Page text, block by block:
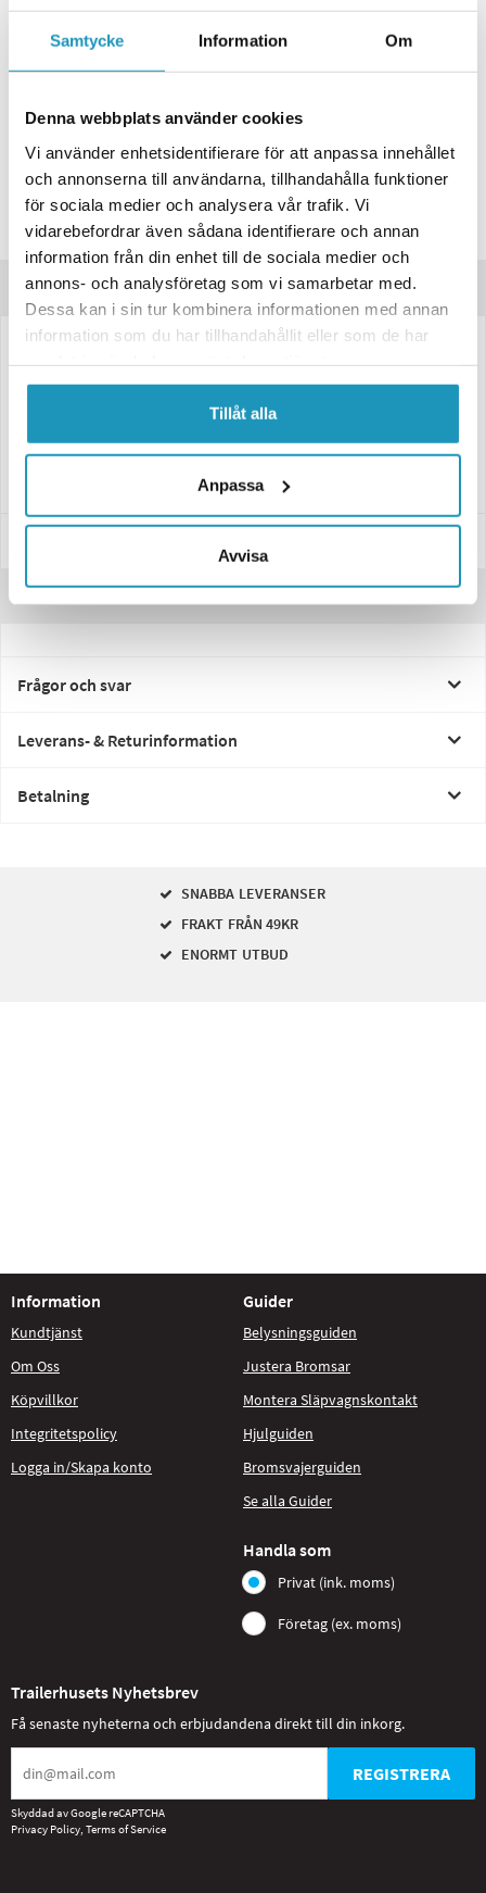
Samtycke Information Om
Denna webbplats använder cookies
Vi använder enhetsidentifierare för att anpassa innehållet
och annonserna till användarna, tillhandahålla funktioner
för sociala medier och analysera vår trafik. Vi
vidarebefordrar även sådana identifierare och annan
information från din enhet till de sociala medier och
annons- och analysföretag som vi samarbetar med.
Dessa kan i sin tur kombinera informationen med annan
information som du har tillhandahållit eller som de har
Tillåt alla
Anpassa
Avvisa
ONLINELAGER
BESTÄLLNINGSVARA
Skickas inom 4-6 Arbetsdagar
Lägsta pris de senaste 30-dagarna:144 kr
Leverans- & Returinformation
Spara produkt
Frågor om produkten?
Produktinformation
och levereras med
Godkänd för både vertikal och horisontell montering, vilket ger
Frågor och svar
Leverans- & Returinformation
Betalning
SNABBA LEVERANSER
FRAKT FRÅN 49KR
ENORMT UTBUD
Information
Kundtjänst
Om Oss
Köpvillkor
Integritetspolicy
Logga in/Skapa konto
Guider
Belysningsguiden
Justera Bromsar
Montera Släpvagnskontakt
Hjulguiden
Bromsvajerguiden
Se alla Guider
Handla som
Privat (ink. moms)
Företag (ex. moms)
Trailerhusets Nyhetsbrev
Få senaste nyheterna och erbjudandena direkt till din inkorg.
REGISTRERA
Skyddad av Google reCAPTCHA
Privacy Policy, Terms of Service